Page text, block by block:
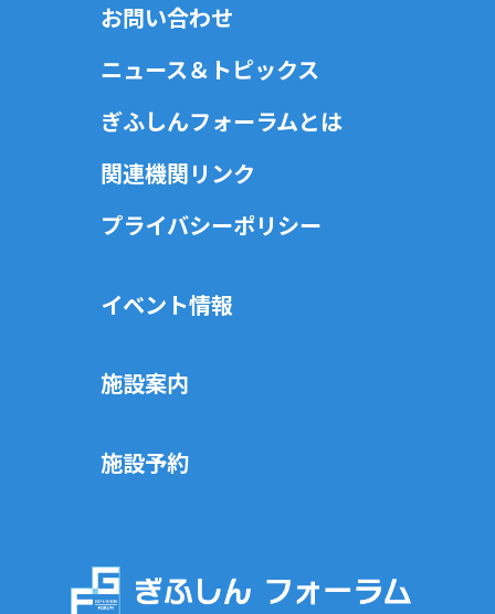
お問い合わせ
ニュース＆トピックス
ぎふしんフォーラムとは
関連機関リンク
プライバシーポリシー
イベント情報
施設案内
施設予約